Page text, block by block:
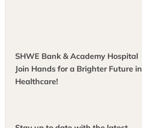
SHWE Bank & Academy Hospital
Join Hands for a Brighter Future in
Healthcare!